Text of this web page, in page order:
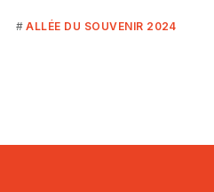
ALLÉE DU SOUVENIR 2024